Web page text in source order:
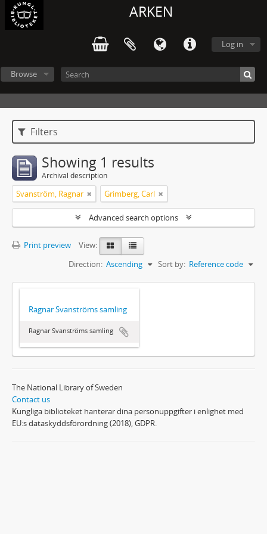
ARKEN
Log in
Browse
Filters
Showing 1 results
Archival description
Svanström, Ragnar Grimberg, Carl
Advanced search options
Print preview
View:
Sort by: Reference code
Direction: Ascending
Ragnar Svanströms samling
Ragnar Svanströms samling
The National Library of Sweden
Contact us
Kungliga biblioteket hanterar dina personuppgifter i enlighet med
EU:s dataskyddsförordning (2018), GDPR.